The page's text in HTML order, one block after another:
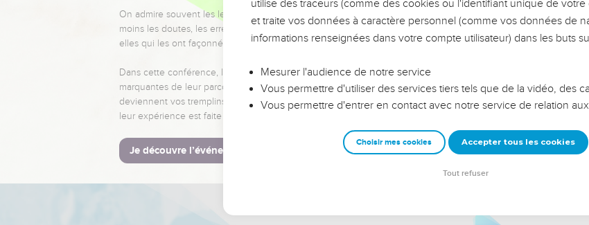
On admire souvent les leaders pour leurs réussites, leur impact, leur foi ou leur vision. Mais on voit
moins les doutes, les erreurs et les saisons difficiles qu'ils ont traversés, alors même que ce sont
elles qui les ont façonnés.
Dans cette conférence, leaders, entrepreneurs, et responsables reviennent sur les erreurs
marquantes de leur parcours et les clés pour avancer avec plus de sagesse afin que leurs erreurs
deviennent vos tremplins. Que vous guidiez un ministère, une équipe, un groupe ou une famille,
leur expérience est faite pour vous.
Je découvre l’événement
utilise des traceurs (comme des cookies ou l'identifiant unique de votre
et traite vos données à caractère personnel (comme vos données de
informations renseignées dans votre compte utilisateur) dans les buts
Mesurer l'audience de notre service
Vous permettre d'utiliser des services tiers tels que de la vidéo, des
Vous permettre d'entrer en contact avec notre service de relation
Choisir mes cookies Accepter tous les cookies
Tout refuser